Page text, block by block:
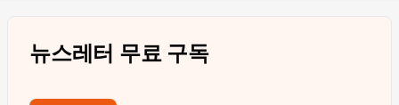
뉴스레터 무료 구독